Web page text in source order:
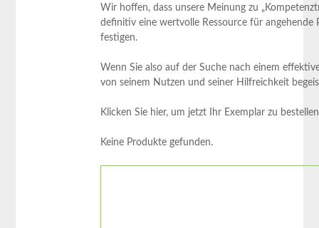
Wir hoffen, ⁣dass unsere ‌Meinung zu
definitiv eine wertvolle Ressource für
festigen.
Wenn Sie⁤ also auf der Suche ‌nach einem
von ⁤seinem Nutzen ‌und ⁣seiner Hilfreichkeit
Klicken Sie⁤ hier, um jetzt Ihr Exemplar zu
Keine Produkte gefunden.